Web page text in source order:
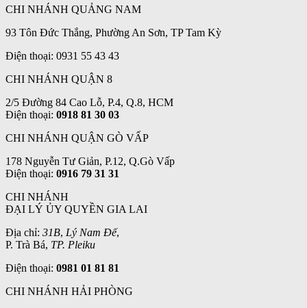
CHI NHÁNH QUẢNG NAM
93 Tôn Đức Thắng, Phường An Sơn, TP Tam Kỳ
Điện thoại: 0931 55 43 43
CHI NHÁNH QUẬN 8
2/5 Đường 84 Cao Lỗ, P.4, Q.8, HCM
Điện thoại: 0918 81 30 03
CHI NHÁNH QUẬN GÒ VẤP
178 Nguyễn Tư Giản, P.12, Q.Gò Vấp
Điện thoại: 0916 79 31 31
CHI NHÁNH
ĐẠI LÝ ỦY QUYỀN GIA LAI
Địa chỉ: 31B, Lý Nam Đế,
P. Trà Bá, TP. Pleiku
Điện thoại: 0981 01 81 81
CHI NHÁNH HẢI PHÒNG